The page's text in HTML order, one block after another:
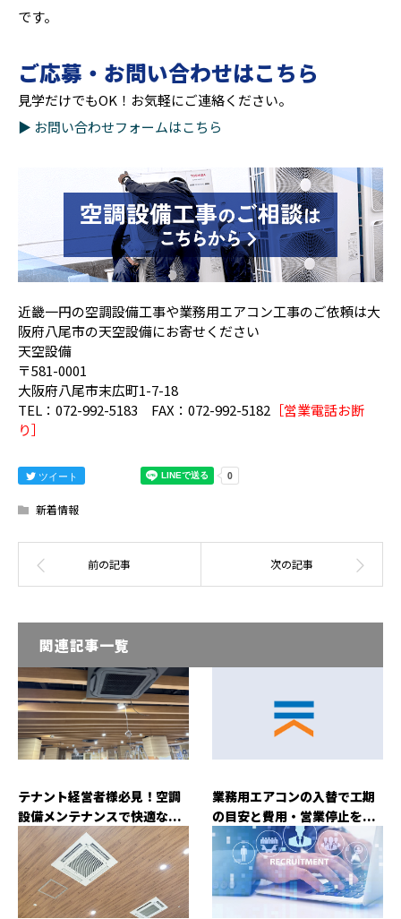
です。
ご応募・お問い合わせはこちら
見学だけでもOK！お気軽にご連絡ください。
▶︎ お問い合わせフォームはこちら
近畿一円の空調設備工事や業務用エアコン工事のご依頼は大
阪府八尾市の天空設備にお寄せください
天空設備
〒581-0001
大阪府八尾市末広町1-7-18
TEL：072-992-5183 FAX：072-992-5182 ［営業電話お断
り］
ツイート
新着情報
関連記事一覧
テナント経営者様必見！空調
設備メンテナンスで快適な...
業務用エアコンの入替で工期
の目安と費用・営業停止を...